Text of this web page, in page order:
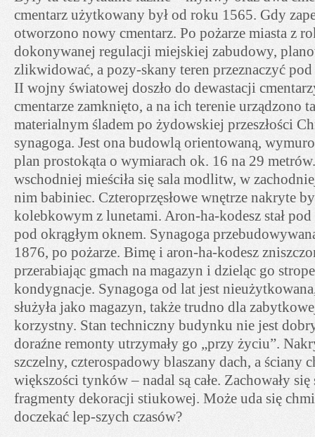
cmentarz użytkowany był od roku 1565. Gdy
otworzono nowy cmentarz. Po pożarze miasta z
dokonywanej regulacji miejskiej zabudowy,
zlikwidować, a pozy-skany teren przeznaczyć pod
II wojny światowej doszło do dewastacji
cmentarze zamknięto, a na ich terenie urządzono
materialnym śladem po żydowskiej przeszłości
synagoga. Jest ona budowlą orientowaną,
plan prostokąta o wymiarach ok. 16 na 29
wschodniej mieściła się sala modlitw, w
nim babiniec. Czteroprzęsłowe wnętrze nakryte
kolebkowym z lunetami. Aron-ha-kodesz stał pod
pod okrągłym oknem. Synagoga
1876, po pożarze. Bimę i aron-ha-kodesz
przerabiając gmach na magazyn i dzieląc go
kondygnacje. Synagoga od lat jest
służyła jako magazyn, także trudno dla
korzystny. Stan techniczny budynku nie jest
doraźne remonty utrzymały go „przy życiu”.
szczelny, czterospadowy blaszany dach, a ściany
większości tynków – nadal są całe. Zachowały
fragmenty dekoracji stiukowej. Może uda się
doczekać lep-szych czasów?